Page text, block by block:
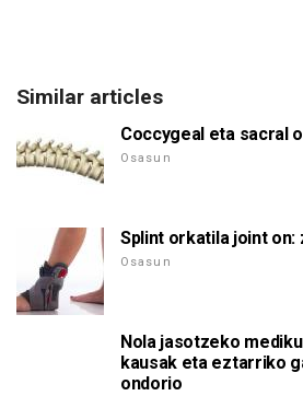
Similar articles
Coccygeal eta sacral
Osasun
Splint orkatila joint
Osasun
Nola jasotzeko
kausak eta eztarriko
ondorio